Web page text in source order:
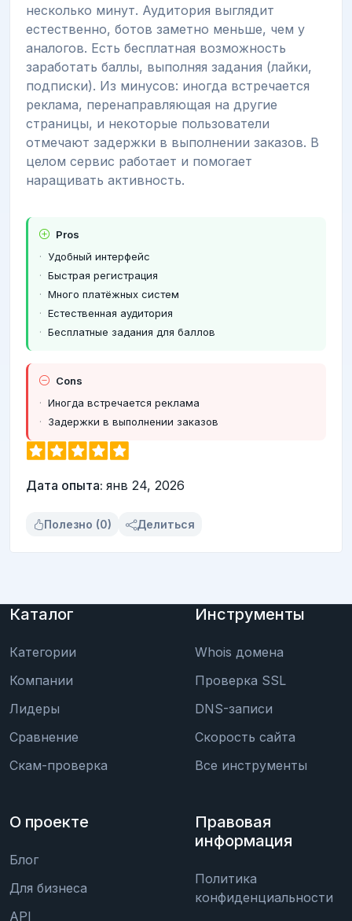
несколько минут. Аудитория выглядит
естественно, ботов заметно меньше, чем у
аналогов. Есть бесплатная возможность
заработать баллы, выполняя задания (лайки,
подписки). Из минусов: иногда встречается
реклама, перенаправляющая на другие
страницы, и некоторые пользователи
отмечают задержки в выполнении заказов. В
целом сервис работает и помогает
наращивать активность.
Pros
Удобный интерфейс
Быстрая регистрация
Много платёжных систем
Естественная аудитория
Бесплатные задания для баллов
Cons
Иногда встречается реклама
Задержки в выполнении заказов
Дата опыта: янв 24, 2026
Полезно (0) Делиться
Каталог
Категории
Компании
Лидеры
Сравнение
Скам-проверка
Инструменты
Whois домена
Проверка SSL
DNS-записи
Скорость сайта
Все инструменты
О проекте
Блог
Для бизнеса
API
Правовая
информация
Политика
конфиденциальности